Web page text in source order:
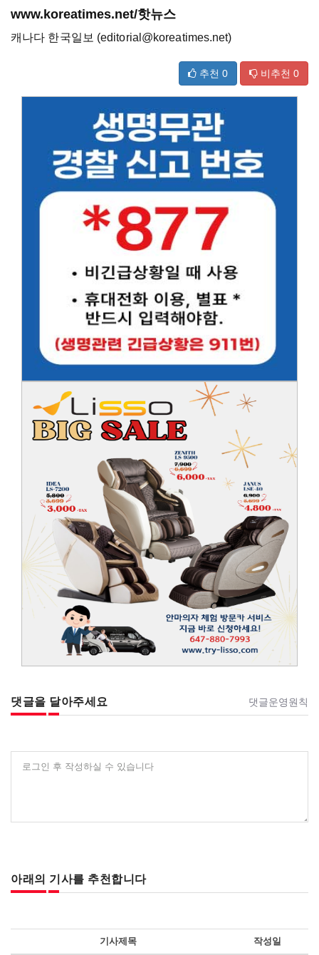
www.koreatimes.net/핫뉴스
캐나다 한국일보 (editorial@koreatimes.net)
추천 0 비추천 0
댓글을 달아주세요 댓글운영원칙
로그인 후 작성하실 수 있습니다
아래의 기사를 추천합니다
기사제목 작성일